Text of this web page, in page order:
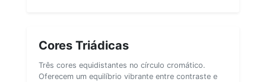
Cores Triádicas
Três cores equidistantes no círculo cromático.
Oferecem um equilíbrio vibrante entre contraste e